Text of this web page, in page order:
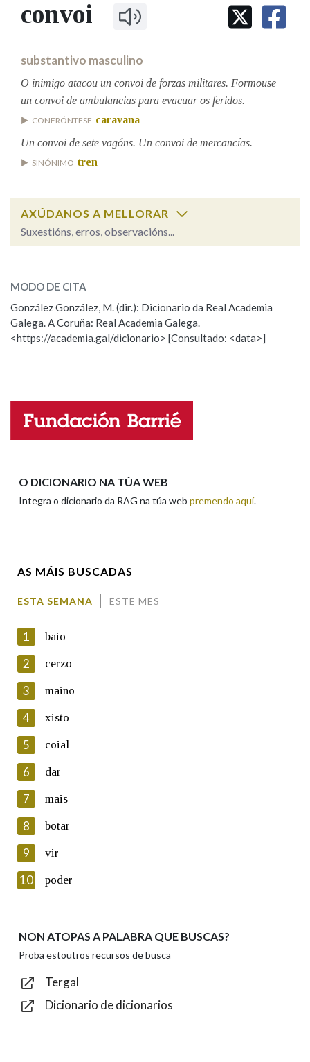
IDENTIDADE CORPORATIVA
MARCIAL DEL ADALID
FIGURAS HOMENAXEADAS
PRIMAVERA DAS LETRAS
PORTAL DAS PALABRAS
Facebook
TwitterYoutubeInstagram
Bluesky
BUSCAR NOS LEMAS
Remata por
BUSCAR NO CONTIDO
OUTRAS OPCIÓNS DE BUSCA
Marcas gramaticais
convoi
substantivo masculino
O inimigo atacou un convoi de forzas militares. Formouse
un convoi de ambulancias para evacuar os feridos.
CONFRÓNTESE caravana
Un convoi de sete vagóns. Un convoi de mercancías.
SINÓNIMO tren
AXÚDANOS A MELLORAR
Suxestións, erros, observacións...
ESCOLLE UNHA OPCIÓN:
Observación Hai un erro na palabra
Propoño mellorar a definición
Nome
En cumprimento da normativa vixente en materia de
Protección de Datos de Carácter Persoal, a Real Academia
Galega informa a aqueles usuarios que faciliten o seu correo
electrónico, así como calquera outra información de carácter
persoal, que estes datos serán obxecto de tratamento
automatizado de carácter confidencial e incorporados aos seus
ficheiros informáticos. Así mesmo, os usuarios poderán exercer o
seu dereito de acceso, rectificación, oposición e cancelación dos
seus datos poñéndose en contacto connosco.
Lin e acepto as condicións da política de
Introduce o código que aparece na imaxe:
Texto de verificación
MODO DE CITA
González González, M. (dir.): Dicionario da Real Academia
Galega. A Coruña: Real Academia Galega.
<https://academia.gal/dicionario> [Consultado: <data>]
O DICIONARIO NA TÚA WEB
Integra o dicionario da RAG na túa web premendo aquí.
AS MÁIS BUSCADAS
ESTA SEMANA ESTE MES
1 baio
2 cerzo
3 maino
4 xisto
5 coial
6 dar
7 mais
8 botar
9 vir
10 poder
NON ATOPAS A PALABRA QUE BUSCAS?
Proba estoutros recursos de busca
Tergal
Dicionario de dicionarios